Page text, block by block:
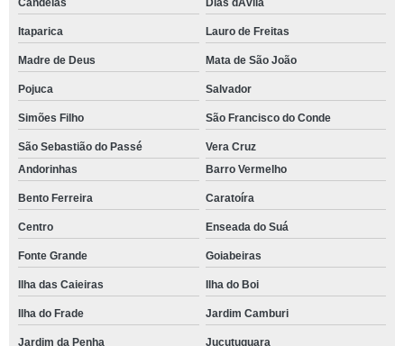
Candeias Dias dÁvila
Itaparica Lauro de Freitas
Madre de Deus Mata de São João
Pojuca Salvador
Simões Filho São Francisco do Conde
São Sebastião do Passé
Vera Cruz
Andorinhas
Barro Vermelho
Bento Ferreira Caratoíra
Centro Enseada do Suá
Fonte Grande Goiabeiras
Ilha das Caieiras Ilha do Boi
Ilha do Frade Jardim Camburi
Jardim da Penha Jucutuquara